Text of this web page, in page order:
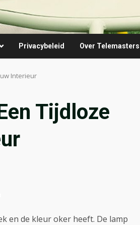
Privacybeleid Over Telemasters
Interieur
Tijdloze
en de kleur oker heeft. De lamp